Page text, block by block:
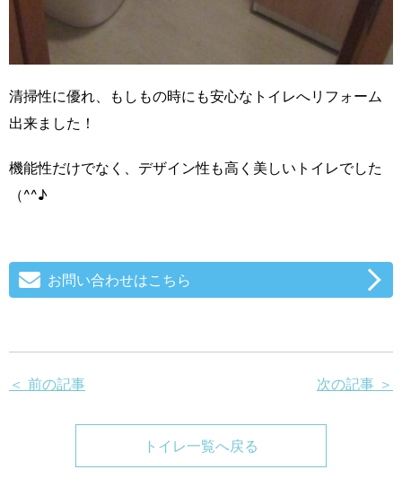
清掃性に優れ、もしもの時にも安心なトイレへリフォーム
出来ました！
機能性だけでなく、デザイン性も高く美しいトイレでした
（^^♪
お問い合わせはこちら
＜ 前の記事 次の記事 ＞
トイレ一覧へ戻る